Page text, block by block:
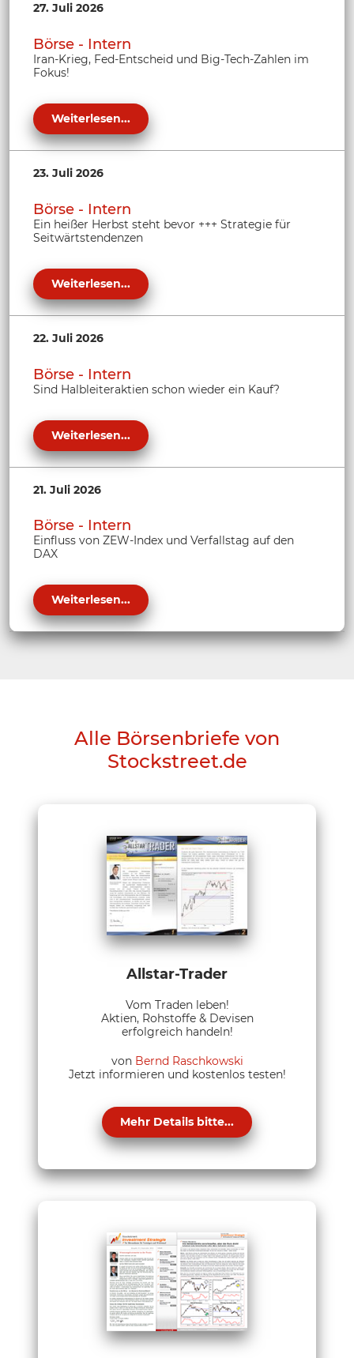
27. Juli 2026
Börse - Intern
Iran-Krieg, Fed-Entscheid und Big-Tech-Zahlen im
Fokus!
Weiterlesen...
23. Juli 2026
Börse - Intern
Ein heißer Herbst steht bevor +++ Strategie für
Seitwärtstendenzen
Weiterlesen...
22. Juli 2026
Börse - Intern
Sind Halbleiteraktien schon wieder ein Kauf?
Weiterlesen...
21. Juli 2026
Börse - Intern
Einfluss von ZEW-Index und Verfallstag auf den
DAX
Weiterlesen...
Alle Börsenbriefe von
Stockstreet.de
Allstar-Trader
Vom Traden leben!
Aktien, Rohstoffe & Devisen
erfolgreich handeln!
von Bernd Raschkowski
Jetzt informieren und kostenlos testen!
Mehr Details bitte...